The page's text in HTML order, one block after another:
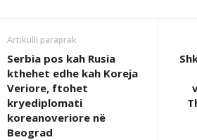
Artikulli paraprak
Serbia pos kah Rusia
kthehet edhe kah Koreja
Veriore, ftohet
kryediplomati
koreanoveriore në
Beograd